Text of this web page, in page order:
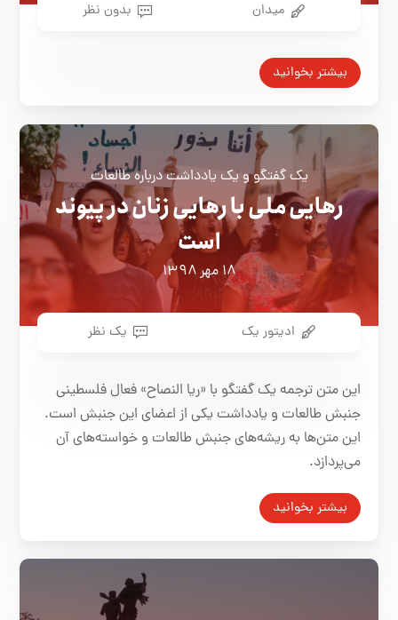
میدان بدون نظر
بیشتر بخوانید
یک گفتگو و یک یادداشت درباره طالعات
رهایی ملی با رهایی زنان در پیوند
است
۱۸ مهر ۱۳۹۸
ادیتور یک یک نظر
این متن ترجمه یک گفتگو با «ریا النصاح» فعال فلسطینی
جنبش طالعات و یادداشت یکی از اعضای این جنبش است.
این متن‌ها به ریشه‌های جنبش طالعات و خواسته‌های آن
می‌پردازد.
بیشتر بخوانید